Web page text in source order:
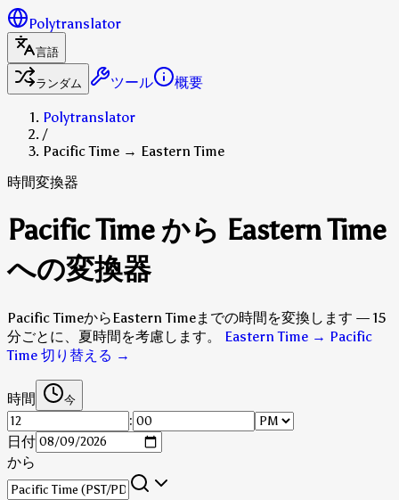
Polytranslator
言語
ランダム ツール 概要
Polytranslator
/
Pacific Time → Eastern Time
時間変換器
Pacific Time から Eastern Time
への変換器
Pacific TimeからEastern Timeまでの時間を変換します — 15
分ごとに、夏時間を考慮します。
Eastern Time → Pacific
Time 切り替える →
時間 今
:
日付
から